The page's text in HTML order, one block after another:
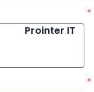
*
Prointer IT
*